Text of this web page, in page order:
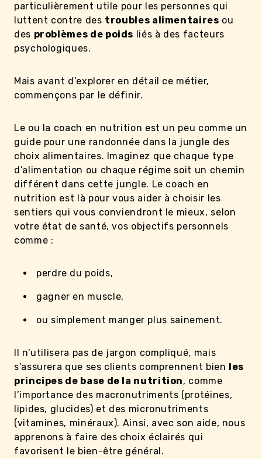
particulièrement utile pour les personnes qui
luttent contre des troubles alimentaires ou
des problèmes de poids liés à des facteurs
psychologiques.
Mais avant d’explorer en détail ce métier,
commençons par le définir.
Le ou la coach en nutrition est un peu comme un
guide pour une randonnée dans la jungle des
choix alimentaires. Imaginez que chaque type
d’alimentation ou chaque régime soit un chemin
différent dans cette jungle. Le coach en
nutrition est là pour vous aider à choisir les
sentiers qui vous conviendront le mieux, selon
votre état de santé, vos objectifs personnels
comme :
perdre du poids,
gagner en muscle,
ou simplement manger plus sainement.
Il n’utilisera pas de jargon compliqué, mais
s’assurera que ses clients comprennent bien les
principes de base de la nutrition, comme
l’importance des macronutriments (protéines,
lipides, glucides) et des micronutriments
(vitamines, minéraux). Ainsi, avec son aide, nous
apprenons à faire des choix éclairés qui
favorisent le bien-être général.